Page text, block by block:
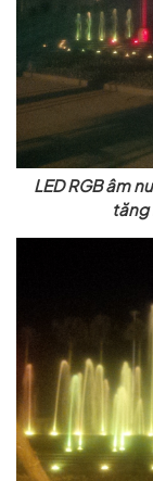
LED RGB âm
tăng